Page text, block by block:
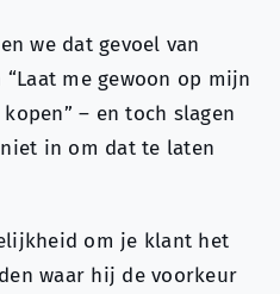
we dat gevoel van
me gewoon op mijn
– en toch slagen
in om dat te laten
om je klant het
waar hij de voorkeur